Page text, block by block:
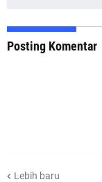
Posting Komentar
Lebih baru